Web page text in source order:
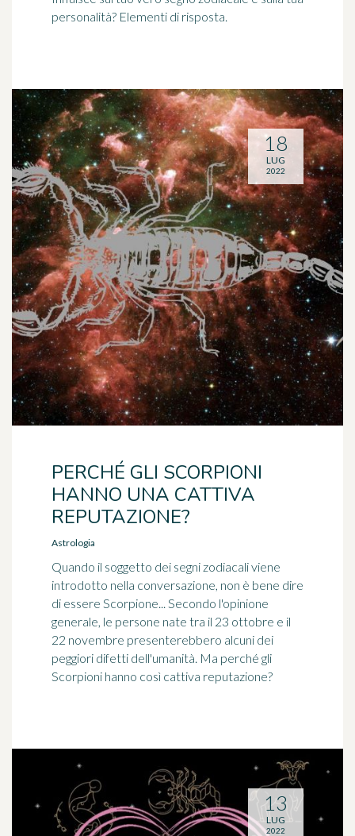
personalità? Elementi di risposta.
PERCHÉ GLI SCORPIONI
HANNO UNA CATTIVA
REPUTAZIONE?
Astrologia
Quando il soggetto dei segni zodiacali viene
introdotto nella conversazione, non è bene dire
di essere Scorpione... Secondo l'opinione
generale, le persone nate tra il 23 ottobre e il
22 novembre presenterebbero alcuni dei
peggiori difetti dell'umanità. Ma perché gli
Scorpioni hanno così cattiva reputazione?
18
LUG
2022
13
LUG
2022